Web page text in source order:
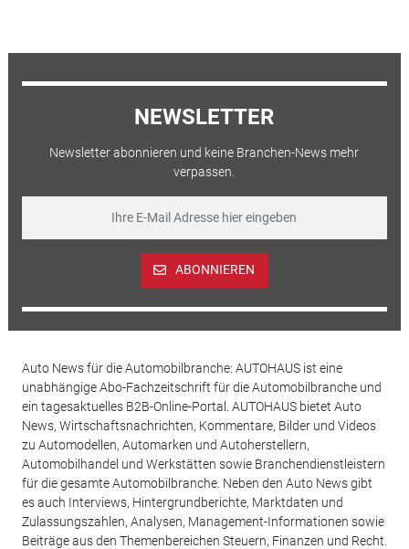
NEWSLETTER
Newsletter abonnieren und keine Branchen-News mehr
verpassen.
ABONNIEREN
Auto News für die Automobilbranche: AUTOHAUS ist eine
unabhängige Abo-Fachzeitschrift für die Automobilbranche und
ein tagesaktuelles B2B-Online-Portal. AUTOHAUS bietet Auto
News, Wirtschaftsnachrichten, Kommentare, Bilder und Videos
zu Automodellen, Automarken und Autoherstellern,
Automobilhandel und Werkstätten sowie Branchendienstleistern
für die gesamte Automobilbranche. Neben den Auto News gibt
es auch Interviews, Hintergrundberichte, Marktdaten und
Zulassungszahlen, Analysen, Management-Informationen sowie
Beiträge aus den Themenbereichen Steuern, Finanzen und Recht.